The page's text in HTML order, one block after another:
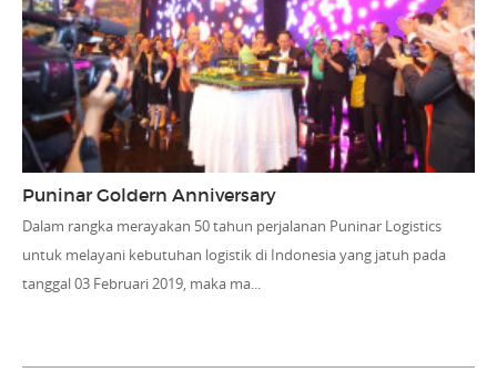
Puninar Goldern Anniversary
Dalam rangka merayakan 50 tahun perjalanan Puninar Logistics
untuk melayani kebutuhan logistik di Indonesia yang jatuh pada
tanggal 03 Februari 2019, maka ma...